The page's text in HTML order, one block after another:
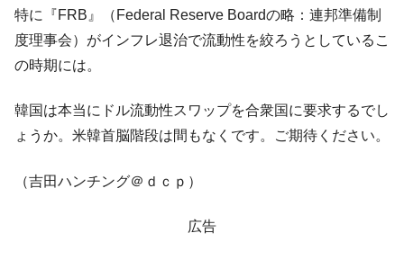
『Money1』
【対日本円】ウォン安が急進！ 日米の協調
に韓国がいっちょがみしたのでは。
『Money1』
『Money1』
在韓米国大使スティールが着韓！⇒ さっそ
く空港に詰めかけ「出て行け！」「極右勢力」のプラカー
ータセンター整備」⇒ だから無理だってば。
特に『FRB』（Federal Reserve Boardの略：連邦準備制
度理事会）がインフレ退治で流動性を絞ろうとしているこ
の時期には。
韓国は本当にドル流動性スワップを合衆国に要求するでし
ょうか。米韓首脳階段は間もなくです。ご期待ください。
（吉田ハンチング＠ｄｃｐ）
広告